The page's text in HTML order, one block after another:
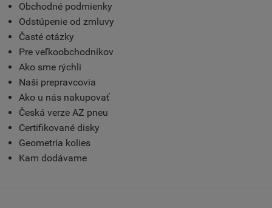
Obchodné podmienky
Odstúpenie od zmluvy
Časté otázky
Pre veľkoobchodníkov
Ako sme rýchli
Naši prepravcovia
Ako u nás nakupovať
Česká verze AZ pneu
Certifikované disky
Geometria kolies
Kam dodávame